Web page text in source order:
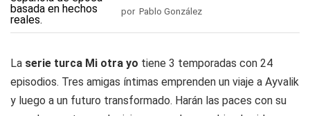
por Pablo González
La serie turca Mi otra yo tiene 3 temporadas con 24
episodios. Tres amigas íntimas emprenden un viaje a Ayvalik
y luego a un futuro transformado. Harán las paces con su